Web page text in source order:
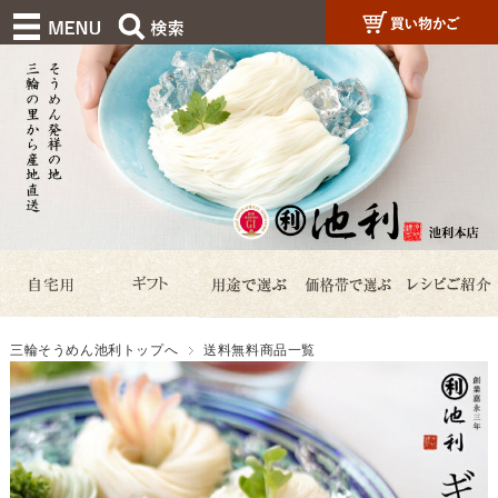
三輪そうめん池利トップへ 送料無料商品一覧